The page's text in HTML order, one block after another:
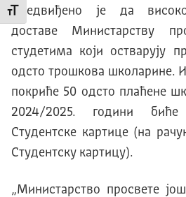
Промени величину слова
Предвиђено је да
доставе Министарству
студетима који остварују
одсто трошкова школарине.
покриће 50 одсто плаћене
2024/2025. години
Студентске картице (на
Студентску картицу).
„Министарство просвете